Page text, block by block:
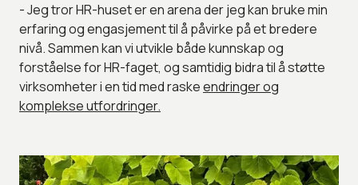
- Jeg tror HR-huset er en arena der jeg kan bruke min
erfaring og engasjement til å påvirke på et bredere
nivå. Sammen kan vi utvikle både kunnskap og
forståelse for HR-faget, og samtidig bidra til å støtte
virksomheter i en tid med raskeendringer og
komplekse utfordringer.